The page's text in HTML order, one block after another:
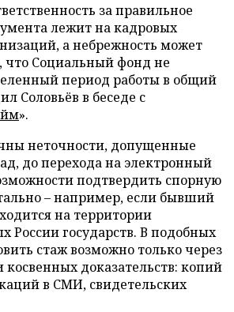
за правильное
лежит на кадровых
а небрежность может
что Социальный фонд не
период работы в общий
Соловьёв в беседе с
».
неточности, допущенные
до перехода на электронный
подтвердить спорную
– например, если бывший
на территории
России государств. В подобных
стаж возможно только через
доказательств: копий
в СМИ, свидетельских